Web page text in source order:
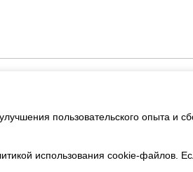
© РУС ООО «Энергетический
пользовательского опыта и
использования cookie-файлов.